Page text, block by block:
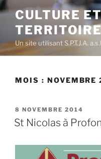
Aller
contenu
principal
CULTURE
Un site utilisant S.P.T.J.A.
MOIS : NOVEMBRE
PUBLIÉ
LE
8 NOVEMBRE 2014
St Nicolas à